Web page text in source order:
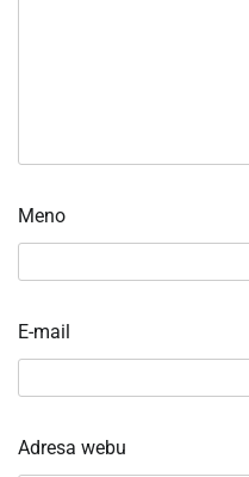
Meno
E-mail
Adresa webu